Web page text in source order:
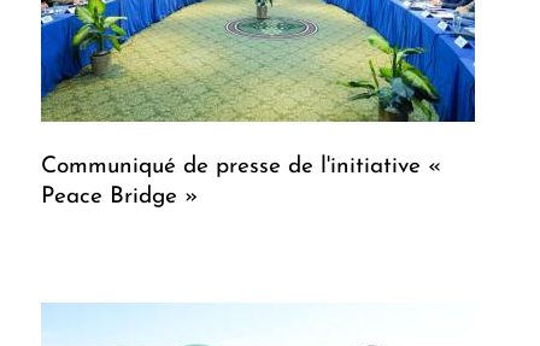
Communiqué de presse de l'initiative «
Peace Bridge »